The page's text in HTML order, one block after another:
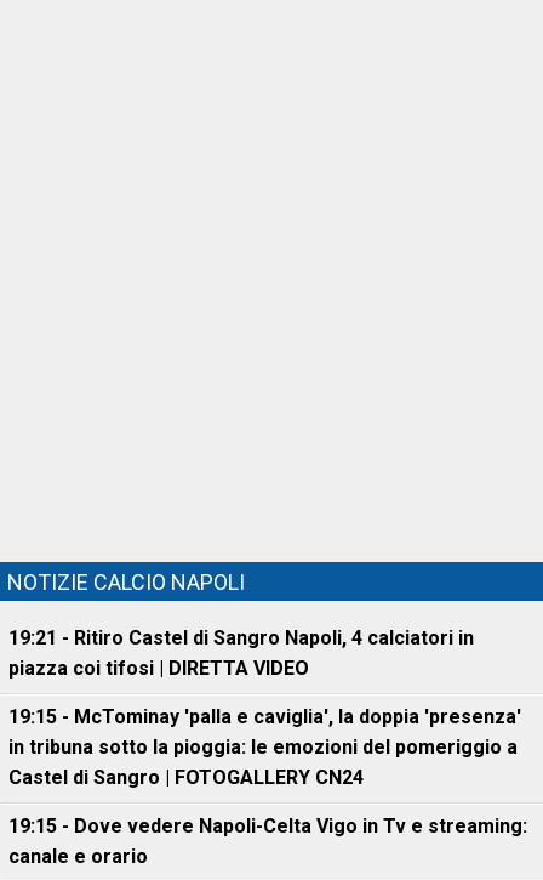
NOTIZIE CALCIO NAPOLI
19:21 - Ritiro Castel di Sangro Napoli, 4 calciatori in
piazza coi tifosi | DIRETTA VIDEO
19:15 - McTominay 'palla e caviglia', la doppia 'presenza'
in tribuna sotto la pioggia: le emozioni del pomeriggio a
Castel di Sangro | FOTOGALLERY CN24
19:15 - Dove vedere Napoli-Celta Vigo in Tv e streaming:
canale e orario